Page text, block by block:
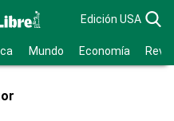
Edición USA
Mundo Economía